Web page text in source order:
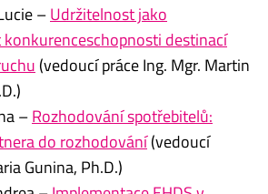
–Udržitelnost jako
destinací
(vedoucí práce Ing. Mgr. Martin
–Rozhodování spotřebitelů:
do rozhodování(vedoucí
Gunina, Ph.D.)